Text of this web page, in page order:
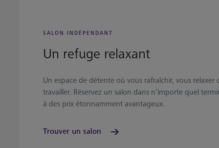
SALON INDÉPENDANT
Un refuge relaxant
Un espace de détente où vous rafraîchir, vous relaxer
travailler. Réservez un salon dans n’importe quel
à des prix étonnamment avantageux.
Trouver un salon